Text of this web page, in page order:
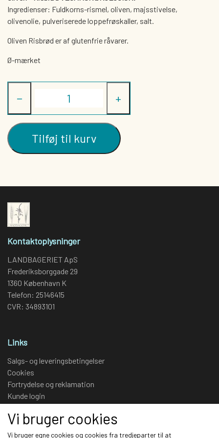
Ingredienser: Fuldkorns-rismel, oliven, majsstivelse,
olivenolie, pulveriserede loppefrøskaller, salt.
Oliven Risbrød er af glutenfrie råvarer.
Ø-mærket
− +
Tilføj til kurv
Kontaktoplysninger
LANDBAGERIET ApS
Frederiksborggade 29
1360 København K
Telefon: 25146415
CVR: 34893101
Links
Salgs- og leveringsbetingelser
Cookies
Fortrydelse og reklamation
Kunde login
Kontakt
Vi bruger cookies
Vi bruger egne cookies og cookies fra tredjeparter til at